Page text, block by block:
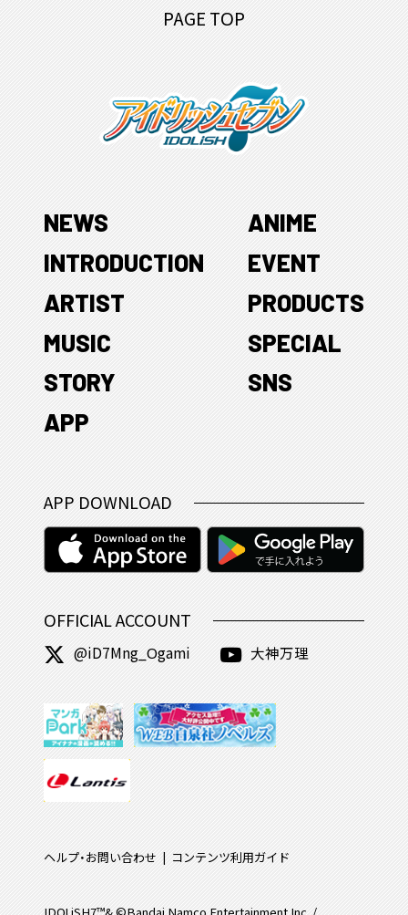
PAGE TOP
NEWS
INTRODUCTION
ARTIST
MUSIC
STORY
APP
ANIME
EVENT
PRODUCTS
SPECIAL
SNS
APP DOWNLOAD
OFFICIAL ACCOUNT
@iD7Mng_Ogami 大神万理
ヘルプ・お問い合わせ コンテンツ利用ガイド